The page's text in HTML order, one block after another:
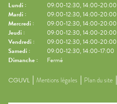
Lundi :
09:00-12:30, 14:00-20:00
Mardi :
09:00-12:30, 14:00-20:00
Mercredi :
09:00-12:30, 14:00-20:00
Jeudi :
09:00-12:30, 14:00-20:00
Vendredi :
09:00-12:30, 14:00-20:00
Samedi :
09:00-12:30, 14:00-17:00
Dimanche : Fermé
CGUVL Mentions légales Plan du site